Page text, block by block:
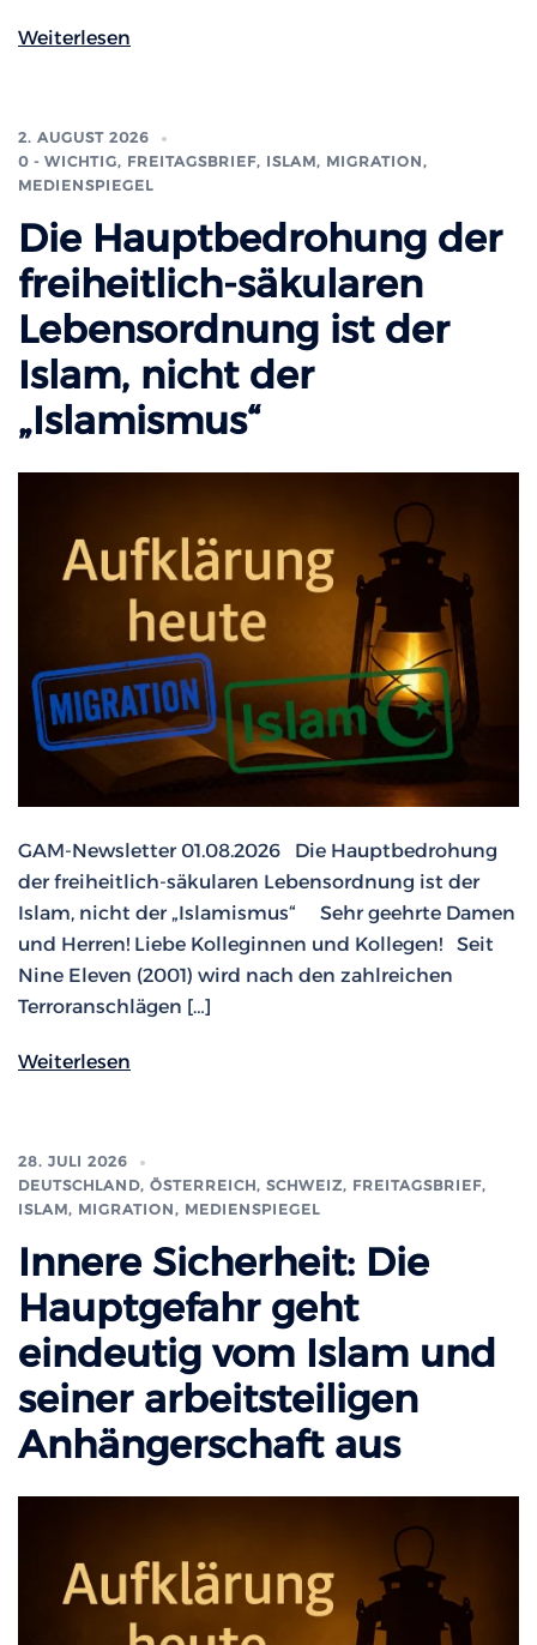
Weiterlesen
2. AUGUST 2026
0 - WICHTIG, FREITAGSBRIEF, ISLAM, MIGRATION,
MEDIENSPIEGEL
Die Hauptbedrohung der
freiheitlich-säkularen
Lebensordnung ist der
Islam, nicht der
„Islamismus“
GAM-Newsletter 01.08.2026 Die Hauptbedrohung
der freiheitlich-säkularen Lebensordnung ist der
Islam, nicht der „Islamismus“ Sehr geehrte Damen
und Herren! Liebe Kolleginnen und Kollegen! Seit
Nine Eleven (2001) wird nach den zahlreichen
Terroranschlägen […]
Weiterlesen
28. JULI 2026
DEUTSCHLAND, ÖSTERREICH, SCHWEIZ, FREITAGSBRIEF,
ISLAM, MIGRATION, MEDIENSPIEGEL
Innere Sicherheit: Die
Hauptgefahr geht
eindeutig vom Islam und
seiner arbeitsteiligen
Anhängerschaft aus